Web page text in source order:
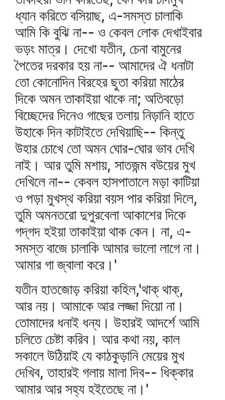
ধ্যান করিতে বসিয়াছ, এ-সমস্ত চালাকি
আমি কি বুঝি না-- ও কেবল লোক দেখাইবার
ভড়ং মাত্র। দেখো যতীন, চেনা বামুনের
পৈতের দরকার হয় না-- আমাদের ঐ ধনাটা
তো কোনোদিন বিরহের ছুতা করিয়া মাঠের
দিকে অমন তাকাইয়া থাকে না; অতিবড়ো
বিচ্ছেদের দিনেও গাছের তলায় নিড়ানি হাতে
উহাকে দিন কাটাইতে দেখিয়াছি-- কিন্তু
উহার চোখে তো অমন ঘোর-ঘোর ভাব দেখি
নাই। আর তুমি মশায়, সাতজন্ম বউয়ের মুখ
দেখিলে না-- কেবল হাসপাতালে মড়া কাটিয়া
ও পড়া মুখস্থ করিয়া বয়স পার করিয়া দিলে,
তুমি অমনতরো দুপুরবেলা আকাশের দিকে
গদ্‌গদ হইয়া তাকাইয়া থাক কেন। না, এ-
সমস্ত বাজে চালাকি আমার ভালো লাগে না।
আমার গা জ্বালা করে।'
যতীন হাতজোড় করিয়া কহিল,'থাক্‌ থাক্‌,
আর নয়। আমাকে আর লজ্জা দিয়ো না।
তোমাদের ধনাই ধন্য। উহারই আদর্শে আমি
চলিতে চেষ্টা করিব। আর কথা নয়, কাল
সকালে উঠিয়াই যে কাঠকুড়ানি মেয়ের মুখ
দেখিব, তাহারই গলায় মালা দিব-- ধিক্কার
আমার আর সহ্য হইতেছে না।'